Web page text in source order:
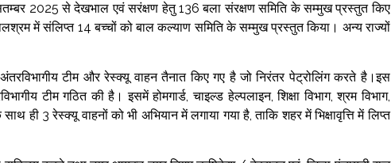
2025 से देखभाल एवं सरंक्षण हेतु 136 बला संरक्षण समिति के सम्मुख प्रस्तुत किए
में संलिप्त 14 बच्चों को बाल कल्याण समिति के सम्मुख प्रस्तुत किया। अन्य राज्यों
अंतरविभागीय टीम और रेस्क्यू वाहन तैनात किए गए है जो निरंतर पेट्रोलिंग करते है।इस
टीम गठित की है। इसमें होमगार्ड, चाइल्ड हेल्पलाइन, शिक्षा विभाग, श्रम विभाग,
3 रेस्क्यू वाहनों को भी अभियान में लगाया गया है, ताकि शहर में भिक्षावृत्ति में लिप्त